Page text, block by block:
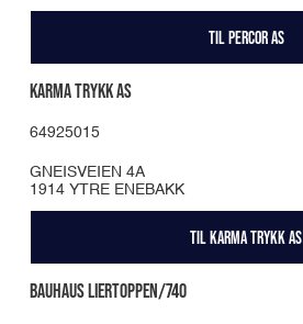
TIL PERCOR AS
KARMA TRYKK AS
64925015
GNEISVEIEN 4A
1914 YTRE ENEBAKK
TIL KARMA TRYKK AS
BAUHAUS LIERTOPPEN/740